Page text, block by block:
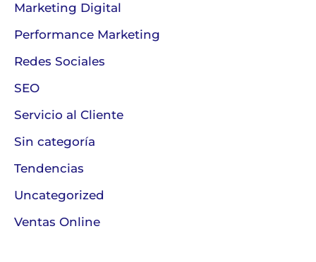
Marketing Digital
Performance Marketing
Redes Sociales
SEO
Servicio al Cliente
Sin categoría
Tendencias
Uncategorized
Ventas Online